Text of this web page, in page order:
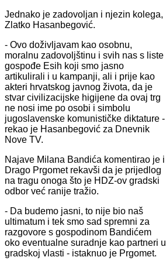
Jednako je zadovoljan i njezin kolega,
Zlatko Hasanbegović.
- Ovo doživljavam kao osobnu,
moralnu zadovoljštinu i svih nas s liste
gospođe Esih koji smo jasno
artikulirali i u kampanji, ali i prije kao
akteri hrvatskog javnog života, da je
stvar civilizacijske higijene da ovaj trg
ne nosi ime po osobi i simbolu
jugoslavenske komunističke diktature -
rekao je Hasanbegović za Dnevnik
Nove TV.
Najave Milana Bandića komentirao je i
Drago Prgomet rekavši da je prijedlog
na tragu onoga što je HDZ-ov gradski
odbor već ranije tražio.
- Da budemo jasni, to nije bio naš
ultimatum i tek smo sad spremni za
razgovore s gospodinom Bandićem
oko eventualne suradnje kao partneri u
gradskoj vlasti - istaknuo je Prgomet.